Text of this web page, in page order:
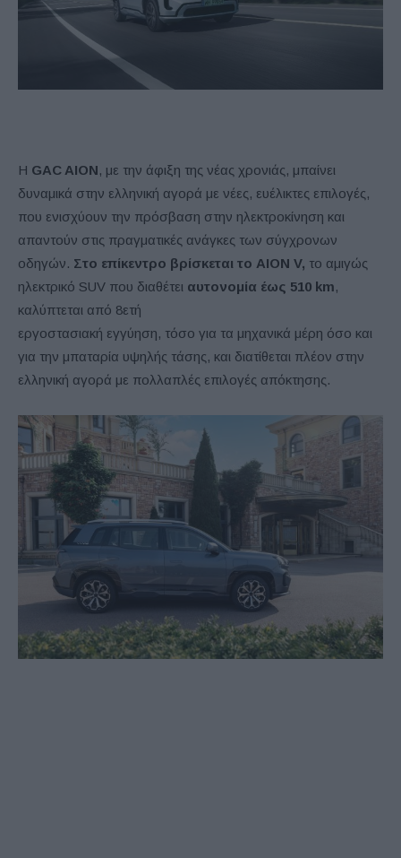
Η GAC AION, με την άφιξη της νέας χρονιάς, μπαίνει
δυναμικά στην ελληνική αγορά με νέες, ευέλικτες επιλογές,
που ενισχύουν την πρόσβαση στην ηλεκτροκίνηση και
απαντούν στις πραγματικές ανάγκες των σύγχρονων
οδηγών. Στο επίκεντρο βρίσκεται το AION V, το αμιγώς
ηλεκτρικό SUV που διαθέτει αυτονομία έως 510 km,
καλύπτεται από 8ετή
εργοστασιακή εγγύηση, τόσο για τα μηχανικά μέρη όσο και
για την μπαταρία υψηλής τάσης, και διατίθεται πλέον στην
ελληνική αγορά με πολλαπλές επιλογές απόκτησης.